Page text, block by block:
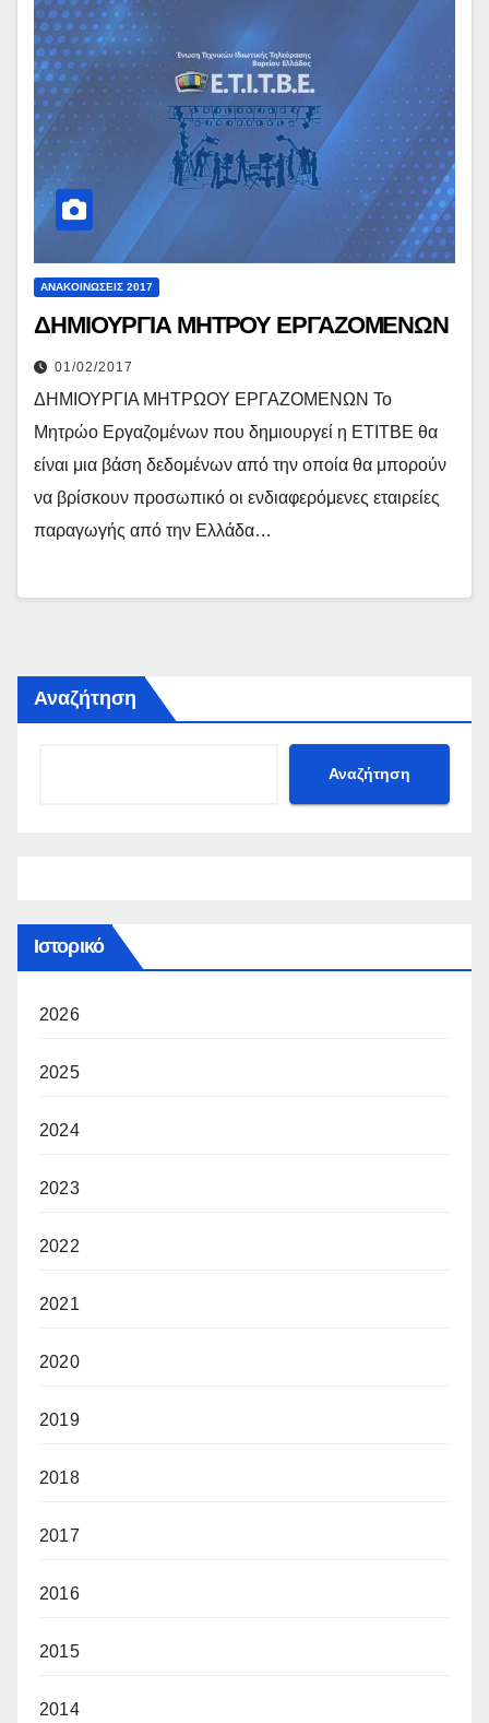
ΑΝΑΚΟΙΝΏΣΕΙΣ 2017
ΔΗΜΙΟΥΡΓΙΑ ΜΗΤΡΟΥ ΕΡΓΑΖΟΜΕΝΩΝ
01/02/2017
ΔΗΜΙΟΥΡΓΙΑ ΜΗΤΡΩΟΥ ΕΡΓΑΖΟΜΕΝΩΝ Το
Μητρώο Εργαζομένων που δημιουργεί η ΕΤΙΤΒΕ θα
είναι μια βάση δεδομένων από την οποία θα μπορούν
να βρίσκουν προσωπικό οι ενδιαφερόμενες εταιρείες
παραγωγής από την Ελλάδα…
Αναζήτηση
Αναζήτηση
Ιστορικό
2026
2025
2024
2023
2022
2021
2020
2019
2018
2017
2016
2015
2014